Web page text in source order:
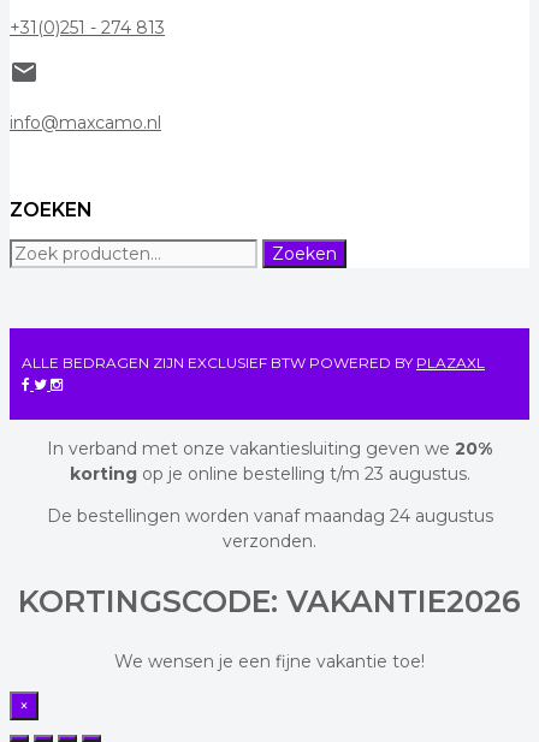
+31(0)251 - 274 813
mail
info@maxcamo.nl
ZOEKEN
Zoeken
naar:
Zoeken
ALLE BEDRAGEN ZIJN EXCLUSIEF BTW POWERED BY PLAZAXL
In verband met onze vakantiesluiting geven we 20%
korting op je online bestelling t/m 23 augustus.
De bestellingen worden vanaf maandag 24 augustus
verzonden.
KORTINGSCODE: VAKANTIE2026
We wensen je een fijne vakantie toe!
×